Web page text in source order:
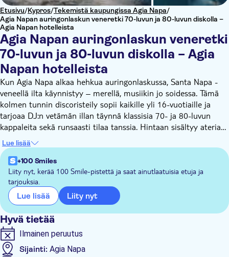
Etusivu/Kypros/Tekemistä kaupungissa Agia Napa/
Agia Napan auringonlaskun veneretki 70-luvun ja 80-luvun diskolla –
Agia Napan hotelleista
Agia Napan auringonlaskun veneretki
70-luvun ja 80-luvun diskolla – Agia
Napan hotelleista
Kun Agia Napa alkaa hehkua auringonlaskussa, Santa Napa -
veneellä ilta käynnistyy – merellä, musiikin jo soidessa. Tämä
kolmen tunnin discoristeily sopii kaikille yli 16-vuotiaille ja
tarjoaa DJ:n vetämän illan täynnä klassisia 70- ja 80-luvun
kappaleita sekä runsaasti tilaa tanssia. Hintaan sisältyy ateria,
yksi juoma sekä uimapysähdys Cape Grecon Blue Lagoonin
kirkkaissa vesissä.
Lue lisää
+100 Smiles
Liity nyt, kerää 100 Smile-pistettä ja saat ainutlaatuisia etuja ja
tarjouksia.
Lue lisää Liity nyt
Hyvä tietää
Ilmainen peruutus
Sijainti: Agia Napa